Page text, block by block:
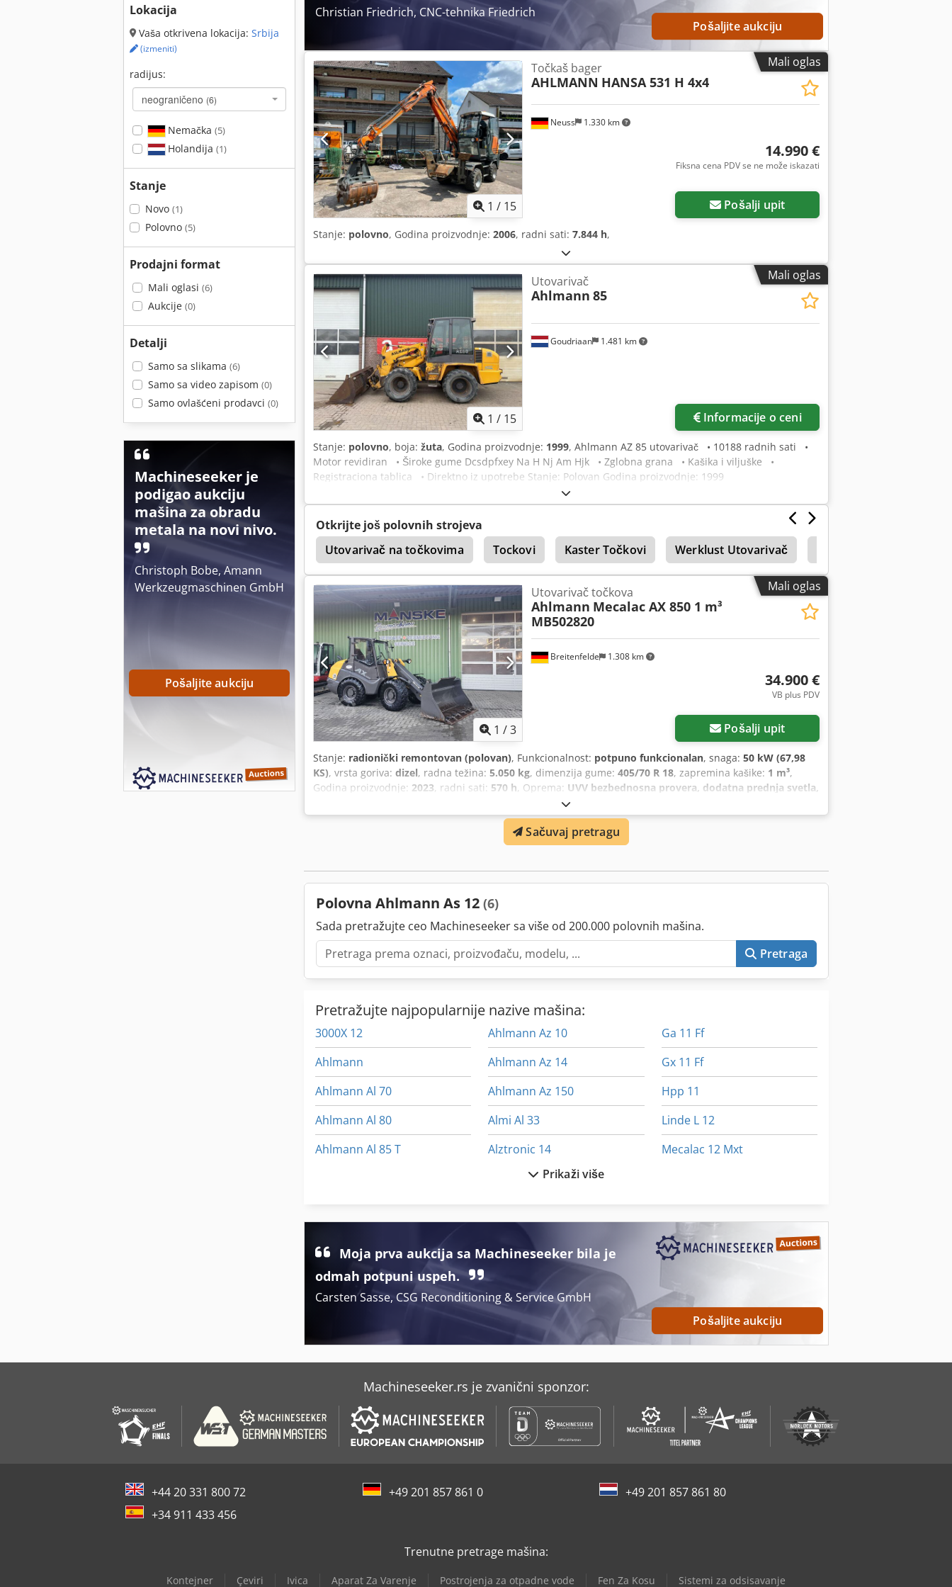
Lokacija
Vaša otkrivena lokacija: Srbija
(izmeniti)
radijus:
neograničeno (6)
Nemačka (5)
Holandija (1)
Stanje
Novo (1)
Polovno (5)
Prodajni format
Mali oglasi (6)
Aukcije (0)
Detalji
Samo sa slikama (6)
Samo sa video zapisom (0)
Samo ovlašćeni prodavci (0)
Machineseeker je
podigao aukciju
mašina za obradu
metala na novi nivo.
Christoph Bobe, Amann
Werkzeugmaschinen GmbH
Pošaljite aukciju
koji se može angažovati Glatka operacija džojstika Svestrani prilozi MOTOR Deutz TD 2.9 L4 turbo dizel
motor, vodeno hlađenje Snaga: 55.4 kW / 75 KS Dcodpfx Amepiiwre Hek
Christian Friedrich, CNC-tehnika Friedrich
Pošaljite aukciju
Mali oglas
1 / 15
Neuss 1.330 km
Točkaš bager
AHLMANN HANSA 531 H 4x4
14.990 €
Fiksna cena PDV se ne može iskazati
Pošalji upit
Stanje: polovno, Godina proizvodnje: 2006, radni sati: 7.844 h,
Mali oglas
1 / 15
Goudriaan 1.481 km
Utovarivač
Ahlmann 85
Informacije o ceni
Stanje: polovno, boja: žuta, Godina proizvodnje: 1999, Ahlmann AZ 85 utovarivač • 10188 radnih sati •
Motor revidiran • Široke gume Dcsdpfxey Na H Nj Am Hjk • Zglobna grana • Kašika i viljuške •
Registraciona tablica • Direktno iz upotrebe Stanje: Polovan Godina proizvodnje: 1999
Otkrijte još polovnih strojeva
Utovarivač na točkovima
Tockovi Kaster Točkovi Werklust Utovarivač
Točak Bagera Pauk Bageri
Mali oglas
1 /3
Breitenfelde 1.308 km
Utovarivač točkova
Ahlmann Mecalac AX 850 1 m³
MB502820
34.900 €
VB plus PDV
Pošalji upit
Stanje: radionički remontovan (polovan), Funkcionalnost: potpuno funkcionalan, snaga: 50 kW (67,98
KS), vrsta goriva: dizel, radna težina: 5.050 kg, dimenzija gume: 405/70 R 18, zapremina kašike: 1 m³,
Godina proizvodnje: 2023, radni sati: 570 h, Oprema: UVV bezbednosna provera, dodatna prednja svetla,
hidraulika, kabina, standardna lopata, viljuške za palete, zadnje podizanje
km/verzija, Kontinuirano rad pomoćne hidraulike, Hidraulični spojnici za 1. pomoćno kolo, Dcedpfx Astrna
Hem Hok Udobno sedište Grammer, Mitas 405/70 R18 gume, Kutija za skladištenje sa poklopcem, Zadnja
radna svetla, Radio priprema, hidraulični brzi par, Standardna kanta sa zavarenom ivicom i tako 1 kubni
Sačuvaj pretragu
Polovna Ahlmann As 12 (6)
Sada pretražujte ceo Machineseeker sa više od 200.000 polovnih mašina.
Pretraga
Pretražujte najpopularnije nazive mašina:
3000X 12
Ahlmann
Ahlmann Al 70
Ahlmann Al 80
Ahlmann Al 85 T
Ahlmann As 90
Ahlmann Az 10
Ahlmann Az 14
Ahlmann Az 150
Almi Al 33
Alztronic 14
Ammann Av 110 X
Ga 11 Ff
Gx 11 Ff
Hpp 11
Linde L 12
Mecalac 12 Mxt
Prikaži više
Moja prva aukcija sa Machineseeker bila je
odmah potpuni uspeh.
Carsten Sasse, CSG Reconditioning & Service GmbH
Pošaljite aukciju
Machineseeker.rs je zvanični sponzor:
+44 20 331 800 72 +49 201 857 861 0
+49 201 857 861 80
+34 911 433 456
Trenutne pretrage mašina:
Kontejner Çeviri Ivica Aparat Za Varenje Postrojenja za otpadne vode Fen Za Kosu Sistemi za odsisavanje